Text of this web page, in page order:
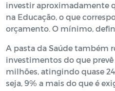
investir aproximadamente
na Educação, o que
orçamento. O mínimo,
A pasta da Saúde também
investimentos do que prevê
milhões, atingindo quase
seja, 9% a mais do que é